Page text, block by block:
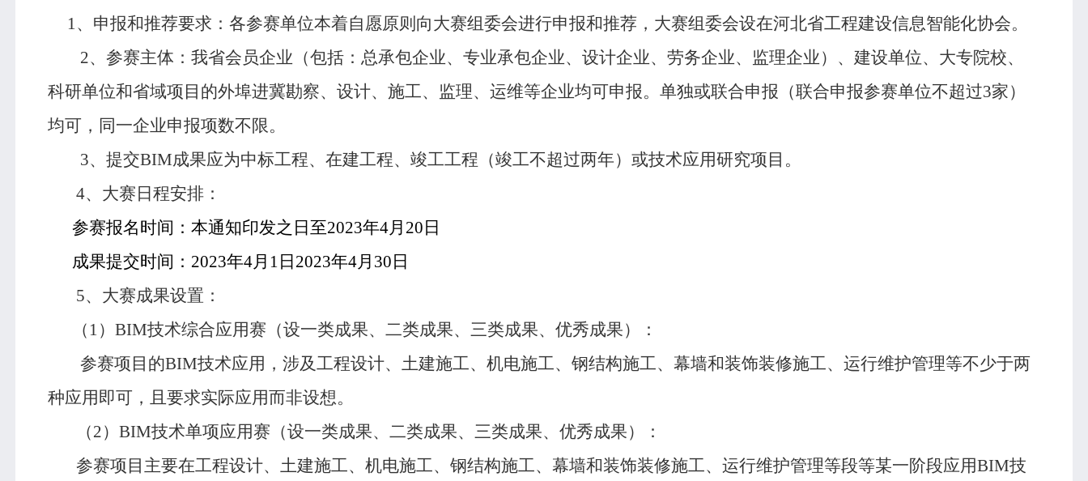
1、申报和推荐要求：各参赛单位本着自愿原则向大赛组委会进行申报和推荐，大赛组委会设在河北省工程建设信息智能化协会。
2、参赛主体：我省会员企业（包括：总承包企业、专业承包企业、设计企业、劳务企业、监理企业）、建设单位、大专院校、
科研单位和省域项目的外埠进冀勘察、设计、施工、监理、运维等企业均可申报。单独或联合申报（联合申报参赛单位不超过3家）
均可，同一企业申报项数不限。
3、提交BIM成果应为中标工程、在建工程、竣工工程（竣工不超过两年）或技术应用研究项目。
4、大赛日程安排：
参赛报名时间：本通知印发之日至2023年4月 20 日
成果提交时间： 2023年4月 1 日 2023年4月 30 日
5、大赛成果设置：
（ 1） BIM技术综合应用赛（设一类成果、二类成果、三类成果、优秀成果）：
参赛项目的BIM技术应用，涉及工程设计、土建施工、机电施工、钢结构施工、幕墙和装饰装修施工、运行维护管理等不少于两
种应用即可，且要求实际应用而非设想。
（2） BIM技术单项应用赛（设一类成果、二类成果、三类成果、优秀成果）：
参赛项目主要在工程设计、土建施工、机电施工、钢结构施工、幕墙和装饰装修施工、运行维护管理等段等某一阶段应用BIM技